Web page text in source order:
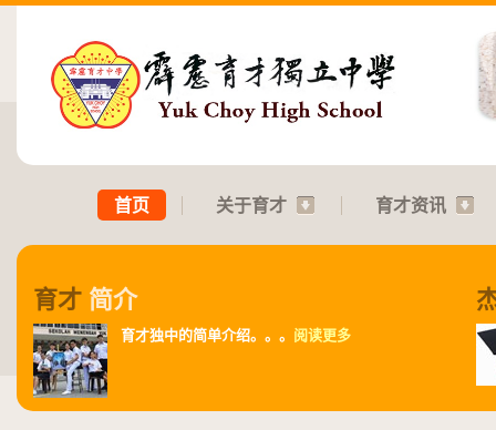
首页 关于育才 育才资讯
育才 简介
育才独中的简单介绍。。。 阅读更多